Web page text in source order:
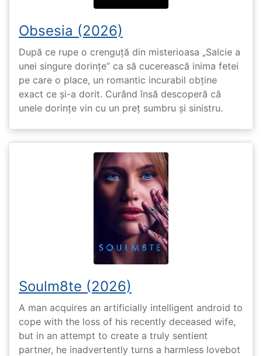
Obsesia (2026)
După ce rupe o crenguță din misterioasa „Salcie a
unei singure dorințe” ca să cucerească inima fetei
pe care o place, un romantic incurabil obține
exact ce și-a dorit. Curând însă descoperă că
unele dorințe vin cu un preț sumbru și sinistru.
Soulm8te (2026)
A man acquires an artificially intelligent android to
cope with the loss of his recently deceased wife,
but in an attempt to create a truly sentient
partner, he inadvertently turns a harmless lovebot